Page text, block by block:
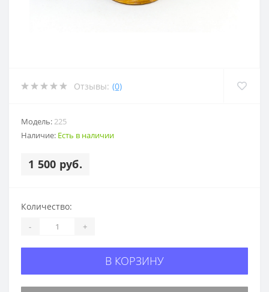
Отзывы: (0)
Модель:225
Наличие: Есть в наличии
1 500 руб.
Количество:
- +
В КОРЗИНУ